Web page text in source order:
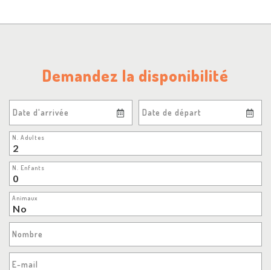
Demandez la disponibilité
Date d'arrivée Date de départ
N. Adultes
N. Enfants
Animaux
Nombre
E-mail